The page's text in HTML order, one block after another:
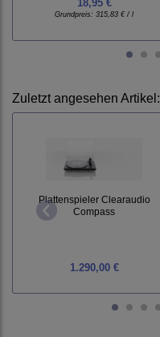
18,95 €
Grundpreis: 315,83 € / l
Zuletzt angesehen Artikel:
Plattenspieler Clearaudio
Compass
1.290,00 €